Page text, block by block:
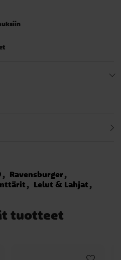
Ravensburger
Lelut & Lahjat
tuotteet